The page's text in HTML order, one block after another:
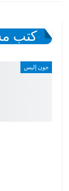
كتب
جون إليس